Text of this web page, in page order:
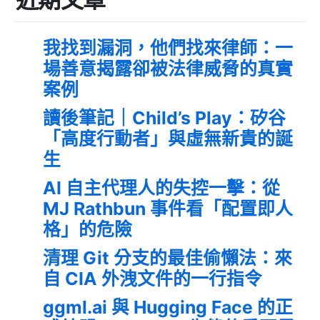
我找到漏洞，他們找來律師：一
場善意揭露卻被法律威脅的真實
案例
讀後筆記｜Child’s Play：矽谷
「高度行動者」與虛無新貴的誕
生
AI 自主代理人的失控一擊：從
MJ Rathbun 事件看「配置即人
格」的危險
清理 Git 分支的最佳偷懶法：來
自 CIA 外洩文件的一行指令
ggml.ai 與 Hugging Face 的正